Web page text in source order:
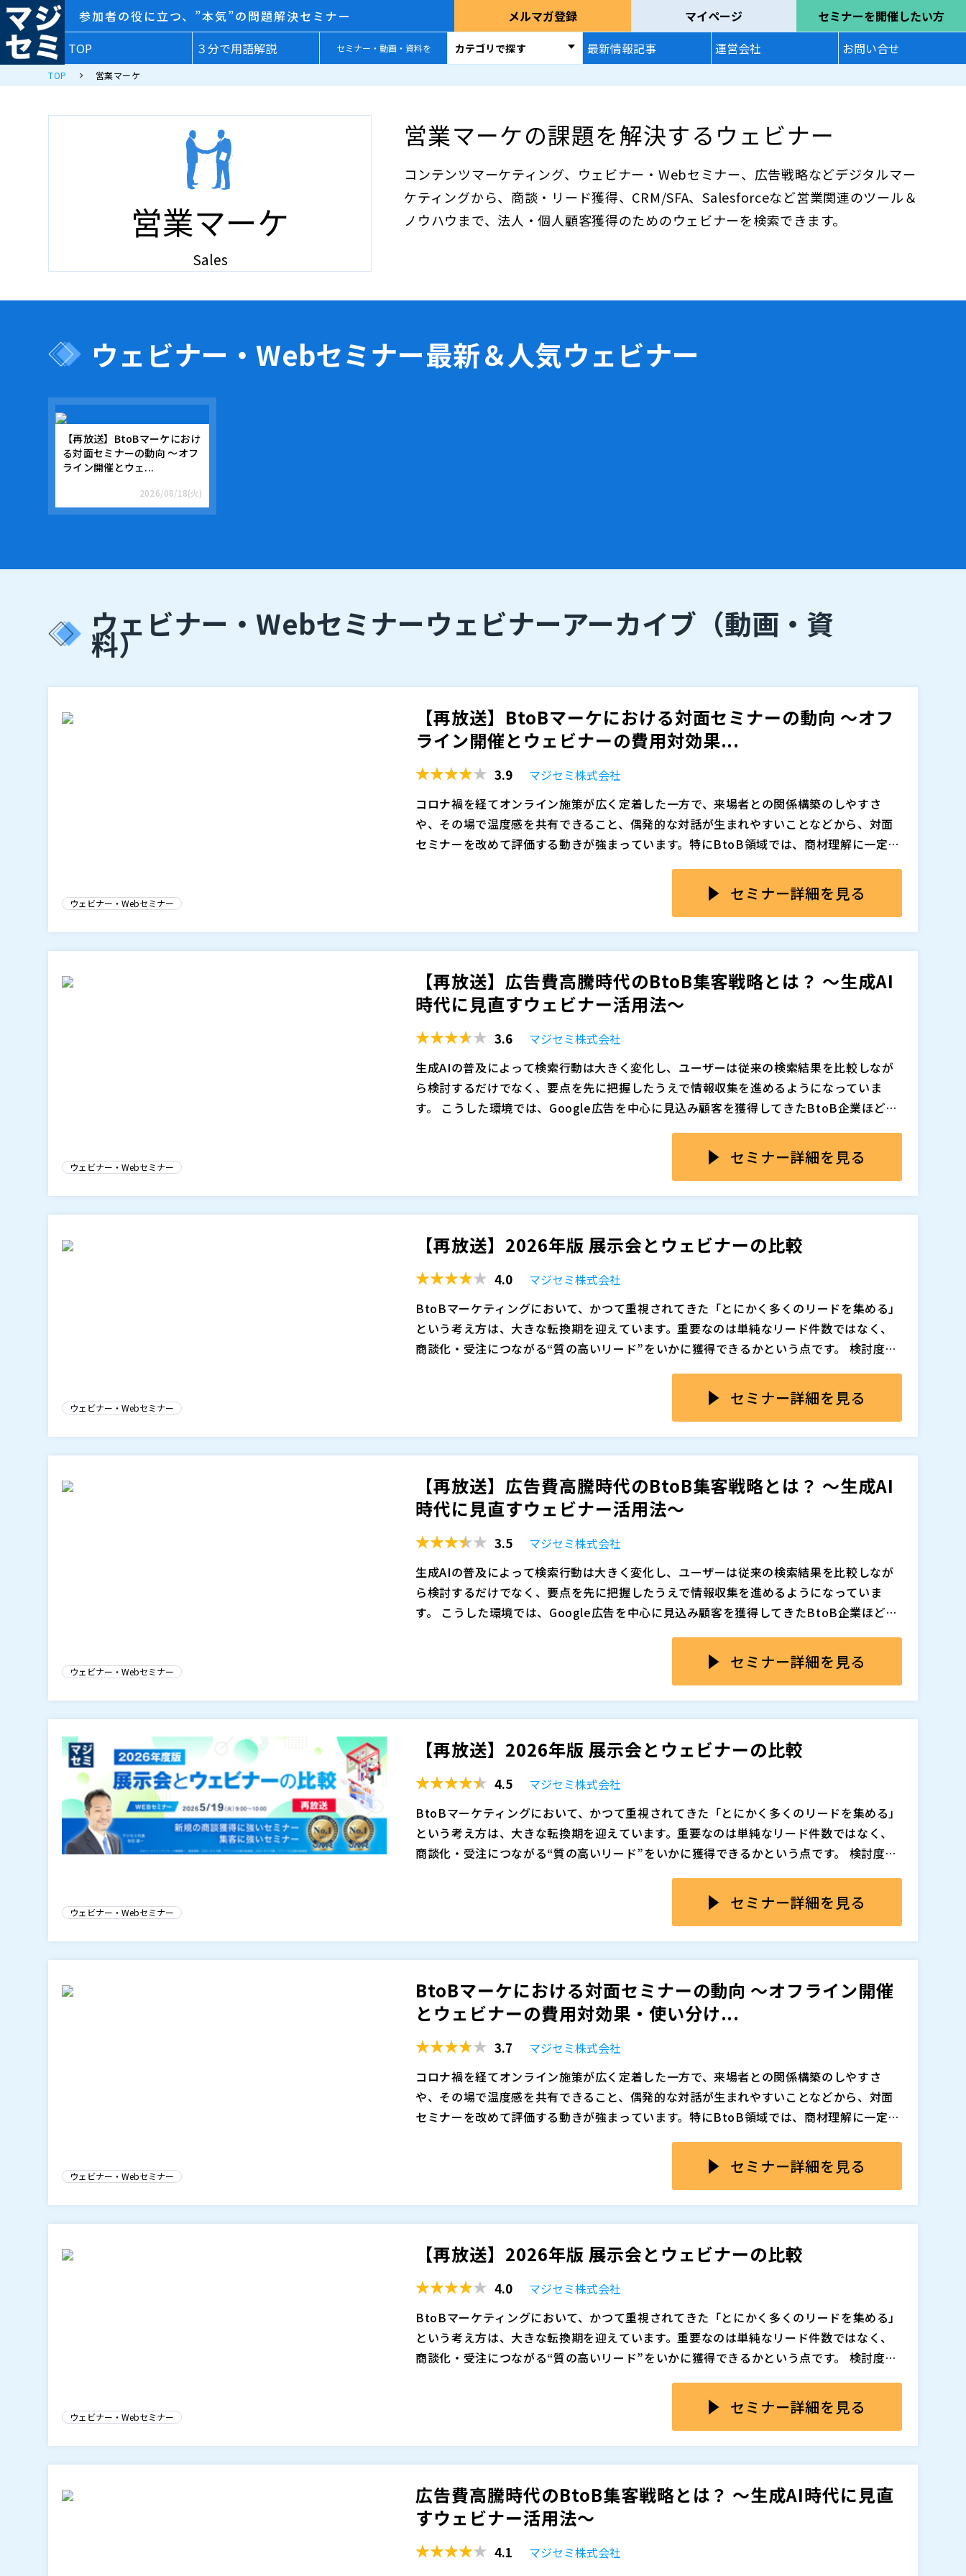
参加者の役に立つ、”本気”の問題解決セミナー メルマガ登録 マイページ
セミナーを開催したい方
TOP
３分で用語解説 セミナー・動画・資料を カテゴリで探す 最新情報記事 運営会社 お問い合せ
TOP 営業マーケ
営業マーケ
Sales
営業マーケの課題を解決するウェビナー
コンテンツマーケティング、ウェビナー・Webセミナー、広告戦略などデジタルマー
ケティングから、商談・リード獲得、CRM/SFA、Salesforceなど営業関連のツール＆
ノウハウまで、法人・個人顧客獲得のためのウェビナーを検索できます。
ウェビナー・Webセミナー最新＆人気ウェビナー
【再放送】BtoBマーケにおけ
る対面セミナーの動向 ～オフ
ライン開催とウェ...
2026/08/18(火)
ウェビナー・Webセミナーウェビナーアーカイブ （動画・資
料）
【再放送】BtoBマーケにおける対面セミナーの動向 ～オフ
ライン開催とウェビナーの費用対効果...
3.9
マジセミ株式会社
コロナ禍を経てオンライン施策が広く定着した一方で、来場者との関係構築のしやすさ
や、その場で温度感を共有できること、偶発的な対話が生まれやすいことなどから、対面
セミナーを改めて評価する動きが強まっています。特にBtoB領域では、商材理解に一定の
くりを重視する企業が増えています。こうした流れの中で、リアル開催とウェビナーをどの
ように位置づけ、セミナー施策全体をどう設計すべきかを見直す必要が高まっています。
難しさという課題もあります。特に参加者側では、情報収集や比較検討の段階であれば
「まずはウェビナーで十分」と考えるケースも多く、あえて移動時間をかけて対面セミナ
とウェビナーを感覚的に選ぶのではなく、それぞれの特性と参加者心理を踏まえながら、
費用対効果の観点で比較し、自社に合った使い分けを整理することです。
変化も踏まえ、見込み顧客との接点を継続的に生み出し、限られた予算と工数の中で成果
を最大化する手段として、ウェビナーをどのように活用すべきかを解説します。
マジセミ株式会社（）
マジセミ株式会社（）
ウェビナー・Webセミナー セミナー詳細を見る
【再放送】広告費高騰時代のBtoB集客戦略とは？ ～生成AI
時代に見直すウェビナー活用法～
3.6
マジセミ株式会社
生成AIの普及によって検索行動は大きく変化し、ユーザーは従来の検索結果を比較しなが
ら検討するだけでなく、要点を先に把握したうえで情報収集を進めるようになっていま
す。 こうした環境では、Google広告を中心に見込み顧客を獲得してきたBtoB企業ほど、
存の集客構造そのものを見直す必要が高まっています。
ってCPAが合わず、最終的な商談数や受注見込みまでつながらないケースが増えています。
さらに、資料請求やホワイトペーパーダウンロードのような接点だけでは検討温度が見え
面しています。
え方、参加者の質を高める訴求、開催後のフォローまでを一連の流れで整理し、広告依存
を減らしながら成果につながるマーケティングの進め方を具体的に紹介します。 Google広
告だけでは獲得効率が合わなくなってきた今だからこそ、ウェビナーを軸にした新しい集
客モデルを再構築するヒントを持ち帰っていただける内容です。
マジセミ株式会社（）
マジセミ株式会社（
※共催、協賛、協力、講演企業は将来的に追加、削除される可能性があります。
ウェビナー・Webセミナー セミナー詳細を見る
【再放送】2026年版 展示会とウェビナーの比較
4.0
マジセミ株式会社
BtoBマーケティングにおいて、かつて重視されてきた「とにかく多くのリードを集める」
という考え方は、大きな転換期を迎えています。重要なのは単純なリード件数ではなく、
商談化・受注につながる“質の高いリード”をいかに獲得できるかという点です。 検討度の
には直結しません。意思決定に関与する層や、明確な課題意識を持った見込み客と、いか
に効率よく接点を持つかが、これからの施策設計において重要になっています。このよう
せずとも、概要を把握できるようになりました。その結果、SEOや広告による流入数は、
今後さらに伸びにくくなると予想されます。 一方で、より深い理解や具体的な比較検討を
イベントの価値は相対的に高まっています。
持つ参加者が集まりやすく、事前に課題意識を持った“質の高いリード”を獲得しやすい施
策です。本セミナーでは、2026年度に取り組むべき展示会とウェビナーの違いを整理し、
マジセミ株式会社（）
マジセミ株式会社（）
ウェビナー・Webセミナー セミナー詳細を見る
【再放送】広告費高騰時代のBtoB集客戦略とは？ ～生成AI
時代に見直すウェビナー活用法～
3.5
マジセミ株式会社
生成AIの普及によって検索行動は大きく変化し、ユーザーは従来の検索結果を比較しなが
ら検討するだけでなく、要点を先に把握したうえで情報収集を進めるようになっていま
す。 こうした環境では、Google広告を中心に見込み顧客を獲得してきたBtoB企業ほど、
存の集客構造そのものを見直す必要が高まっています。
ってCPAが合わず、最終的な商談数や受注見込みまでつながらないケースが増えています。
さらに、資料請求やホワイトペーパーダウンロードのような接点だけでは検討温度が見え
面しています。
え方、参加者の質を高める訴求、開催後のフォローまでを一連の流れで整理し、広告依存
を減らしながら成果につながるマーケティングの進め方を具体的に紹介します。 Google広
告だけでは獲得効率が合わなくなってきた今だからこそ、ウェビナーを軸にした新しい集
客モデルを再構築するヒントを持ち帰っていただける内容です。
マジセミ株式会社（）
マジセミ株式会社（
※共催、協賛、協力、講演企業は将来的に追加、削除される可能性があります。
ウェビナー・Webセミナー セミナー詳細を見る
【再放送】2026年版 展示会とウェビナーの比較
4.5
マジセミ株式会社
BtoBマーケティングにおいて、かつて重視されてきた「とにかく多くのリードを集める」
という考え方は、大きな転換期を迎えています。重要なのは単純なリード件数ではなく、
商談化・受注につながる“質の高いリード”をいかに獲得できるかという点です。 検討度の
には直結しません。意思決定に関与する層や、明確な課題意識を持った見込み客と、いか
に効率よく接点を持つかが、これからの施策設計において重要になっています。このよう
せずとも、概要を把握できるようになりました。その結果、SEOや広告による流入数は、
今後さらに伸びにくくなると予想されます。 一方で、より深い理解や具体的な比較検討を
イベントの価値は相対的に高まっています。
持つ参加者が集まりやすく、事前に課題意識を持った“質の高いリード”を獲得しやすい施
策です。本セミナーでは、2026年度に取り組むべき展示会とウェビナーの違いを整理し、
マジセミ株式会社（）
株式会社オープンソース活用研究所（）
※共催、協賛、協力、講演企業は将来的に追加、削除される可能性があります。
ウェビナー・Webセミナー セミナー詳細を見る
BtoBマーケにおける対面セミナーの動向 ～オフライン開催
とウェビナーの費用対効果・使い分け...
3.7
マジセミ株式会社
コロナ禍を経てオンライン施策が広く定着した一方で、来場者との関係構築のしやすさ
や、その場で温度感を共有できること、偶発的な対話が生まれやすいことなどから、対面
セミナーを改めて評価する動きが強まっています。特にBtoB領域では、商材理解に一定の
くりを重視する企業が増えています。こうした流れの中で、リアル開催とウェビナーをどの
ように位置づけ、セミナー施策全体をどう設計すべきかを見直す必要が高まっています。
難しさという課題もあります。特に参加者側では、情報収集や比較検討の段階であれば
「まずはウェビナーで十分」と考えるケースも多く、あえて移動時間をかけて対面セミナ
とウェビナーを感覚的に選ぶのではなく、それぞれの特性と参加者心理を踏まえながら、
費用対効果の観点で比較し、自社に合った使い分けを整理することです。
変化も踏まえ、見込み顧客との接点を継続的に生み出し、限られた予算と工数の中で成果
を最大化する手段として、ウェビナーをどのように活用すべきかを解説します。
マジセミ株式会社（）
株式会社オープンソース活用研究所（
マジセミ株式会社（
）
※共催、協賛、協力、講演企業は将来的に追加、削除される可能性があります。
ウェビナー・Webセミナー セミナー詳細を見る
【再放送】2026年版 展示会とウェビナーの比較
4.0
マジセミ株式会社
BtoBマーケティングにおいて、かつて重視されてきた「とにかく多くのリードを集める」
という考え方は、大きな転換期を迎えています。重要なのは単純なリード件数ではなく、
商談化・受注につながる“質の高いリード”をいかに獲得できるかという点です。 検討度の
には直結しません。意思決定に関与する層や、明確な課題意識を持った見込み客と、いか
に効率よく接点を持つかが、これからの施策設計において重要になっています。このよう
せずとも、概要を把握できるようになりました。その結果、SEOや広告による流入数は、
今後さらに伸びにくくなると予想されます。 一方で、より深い理解や具体的な比較検討を
イベントの価値は相対的に高まっています。
持つ参加者が集まりやすく、事前に課題意識を持った“質の高いリード”を獲得しやすい施
策です。本セミナーでは、2026年度に取り組むべき展示会とウェビナーの違いを整理し、
マジセミ株式会社（）
株式会社オープンソース活用研究所（
※共催、協賛、協力、講演企業は将来的に追加、削除される可能性があります。
ウェビナー・Webセミナー セミナー詳細を見る
広告費高騰時代のBtoB集客戦略とは？ ～生成AI時代に見直
すウェビナー活用法～
4.1
マジセミ株式会社